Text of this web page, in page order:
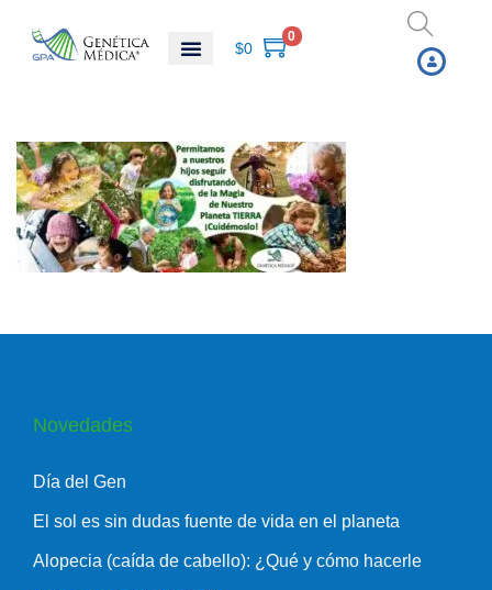
$0
0
Novedades
Día del Gen
El sol es sin dudas fuente de vida en el planeta
Alopecia (caída de cabello): ¿Qué y cómo hacerle